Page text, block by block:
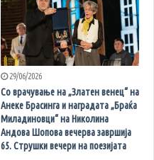
29/06/2026
Со врачување на „Златен венец“ на
Анеке Брасинга и наградата „Браќа
Миладиновци“ на Николина
Андова Шопова вечерва завршија
65. Струшки вечери на поезијата